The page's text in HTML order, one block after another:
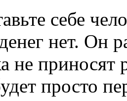
себе
нет. Он
не приносят
просто